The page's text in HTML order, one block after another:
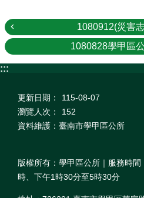
1080912(災害
1080828學甲區
:::
更新日期：
115-08-07
瀏覽人次：
152
資料維護：臺南市學甲區公所
版權所有：學甲區公所｜服務時
時、下午1時30分至5時30分